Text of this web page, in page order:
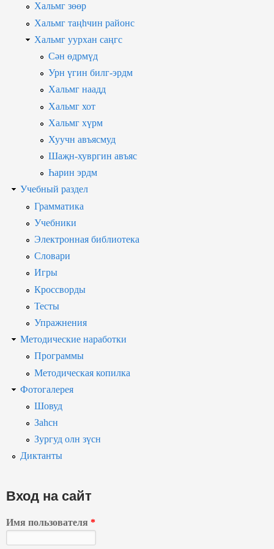
Хальмг зөөр
Хальмг таңһчин районс
Хальмг уурхан саңгс
Сән өдрмүд
Урн үгин билг-эрдм
Хальмг наадд
Хальмг хот
Хальмг хүрм
Хуучн авъясмуд
Шаҗн-хувргин авъяс
Һарин эрдм
Учебный раздел
Грамматика
Учебники
Электронная библиотека
Словари
Игры
Кроссворды
Тесты
Упражнения
Методические наработки
Программы
Методическая копилка
Фотогалерея
Шовуд
Заһсн
Зургуд олн зүсн
Диктанты
Вход на сайт
Имя пользователя *